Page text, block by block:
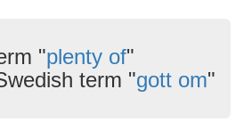
"plenty of"
term "gott om"